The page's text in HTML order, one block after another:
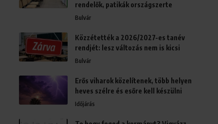
rendelők, patikák országszerte
Bulvár
Közzétették a 2026/2027-es tanév
rendjét: lesz változás nem is kicsi
Bulvár
Erős viharok közelítenek, több helyen
heves szélre és esőre kell készülni
Időjárás